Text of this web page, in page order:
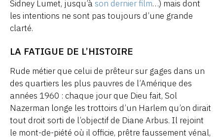
Sidney Lumet, jusqu’à son dernier film…) mais dont
les intentions ne sont pas toujours d’une grande
clarté.
LA FATIGUE DE L’HISTOIRE
Rude métier que celui de prêteur sur gages dans un
des quartiers les plus pauvres de l’Amérique des
années 1960 : chaque jour que Dieu fait, Sol
Nazerman longe les trottoirs d’un Harlem qu’on dirait
tout droit sorti de l’objectif de Diane Arbus. Il rejoint
le mont-de-piété où il officie, prêtre faussement vénal,